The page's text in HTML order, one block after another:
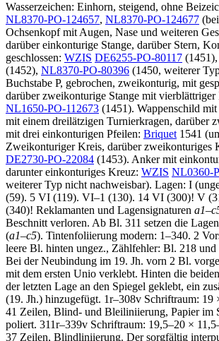
Wasserzeichen: Einhorn, steigend, ohne
NL8370-PO-124657, NL8370-PO-124677
Ochsenkopf mit Augen, Nase und weiteren
darüber einkonturige Stange, darüber Stern,
geschlossen: WZIS DE6255-PO-80117 (1451),
(1452), NL8370-PO-80396 (1450, weiterer
Buchstabe P, gebrochen, zweikonturig, mit
darüber zweikonturige Stange mit vierblättriger
NL1650-PO-112673 (1451). Wappenschild
mit einem dreilätzigen Turnierkragen, darüber
mit drei einkonturigen Pfeilen: Briquet 1541
Zweikonturiger Kreis, darüber zweikonturiges
DE2730-PO-22084 (1453). Anker mit
darunter einkonturiges Kreuz: WZIS NL0360-
weiterer Typ nicht nachweisbar). Lagen: I
(59). 5 VI (119). VI–1 (130). 14 VI (300)! V
(340)! Reklamanten und Lagensignaturen
Beschnitt verloren. Ab Bl. 311 setzen die
(a1–c5). Tintenfoliierung modern: 1–340. 2
leere Bl. hinten ungez., Zählfehler: Bl. 218 und
Bei der Neubindung im 19. Jh. vorn 2 Bl.
mit dem ersten Unio verklebt. Hinten die
der letzten Lage an den Spiegel geklebt, ein
(19. Jh.) hinzugefügt. 1r–308v Schriftraum: 19
41 Zeilen, Blind- und Bleiliniierung, Papier im
poliert. 311r–339v Schriftraum: 19,5–20 ×
37 Zeilen, Blindliniierung. Der sorgfältig